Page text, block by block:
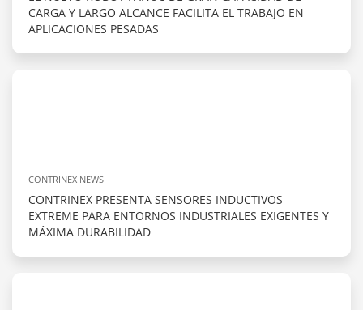
CARGA Y LARGO ALCANCE FACILITA EL TRABAJO EN
APLICACIONES PESADAS
CONTRINEX NEWS
CONTRINEX PRESENTA SENSORES INDUCTIVOS
EXTREME PARA ENTORNOS INDUSTRIALES EXIGENTES Y
MÁXIMA DURABILIDAD